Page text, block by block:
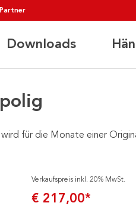
Downloads
für die Monate einer
Verkaufspreis inkl. 20% MwSt.
€ 217,00*